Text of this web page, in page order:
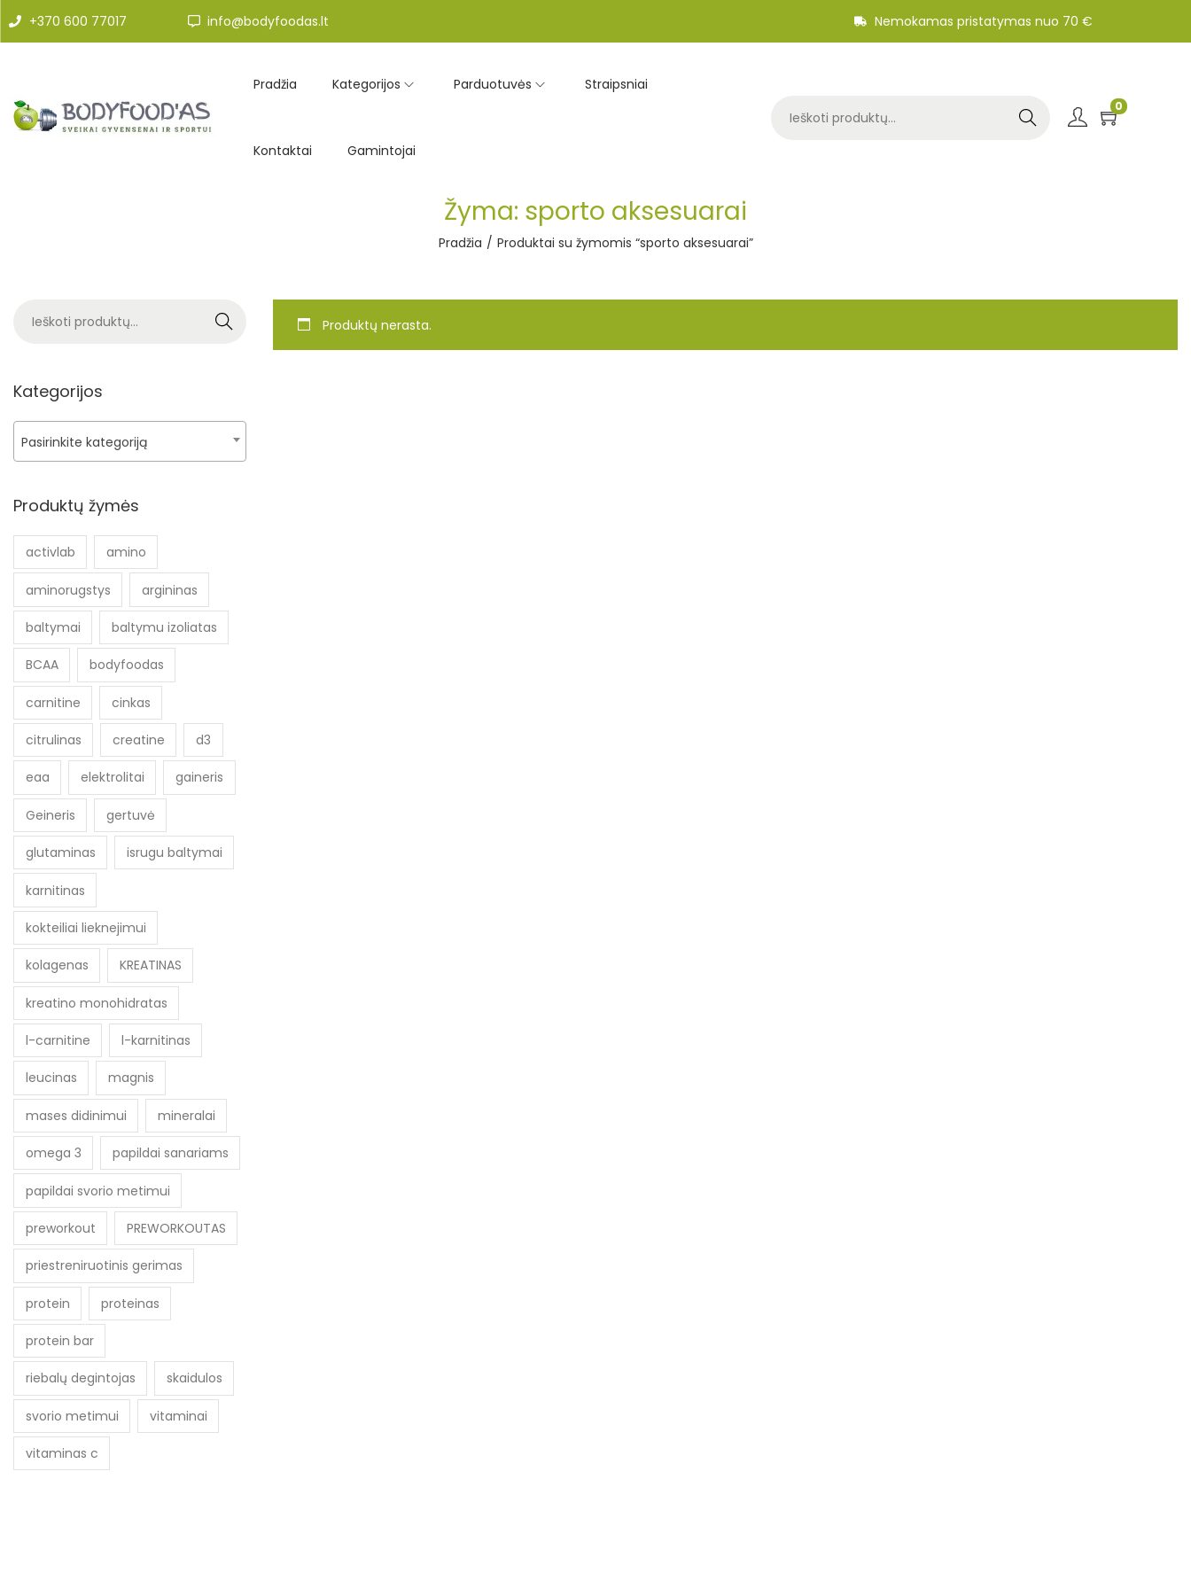
+370 600 77017 info@bodyfoodas.lt Nemokamas pristatymas nuo 70 €
Pradžia Kategorijos Parduotuvės Straipsniai
Kontaktai Gamintojai
Search
0
Žyma: sporto aksesuarai
Pradžia / Produktai su žymomis “sporto aksesuarai”
Produktų nerasta.
Search
Kategorijos
Pasirinkite kategoriją
Produktų žymės
activlab amino
aminorugstys argininas
baltymai baltymu izoliatas
BCAA bodyfoodas
carnitine cinkas
citrulinas creatine d3
eaa elektrolitai gaineris
Geineris gertuvė
glutaminas isrugu baltymai
karnitinas
kokteiliai lieknejimui
kolagenas KREATINAS
kreatino monohidratas
l-carnitine l-karnitinas
leucinas magnis
mases didinimui mineralai
omega 3 papildai sanariams
papildai svorio metimui
preworkout PREWORKOUTAS
priestreniruotinis gerimas
protein proteinas
protein bar
riebalų degintojas skaidulos
svorio metimui vitaminai
vitaminas c